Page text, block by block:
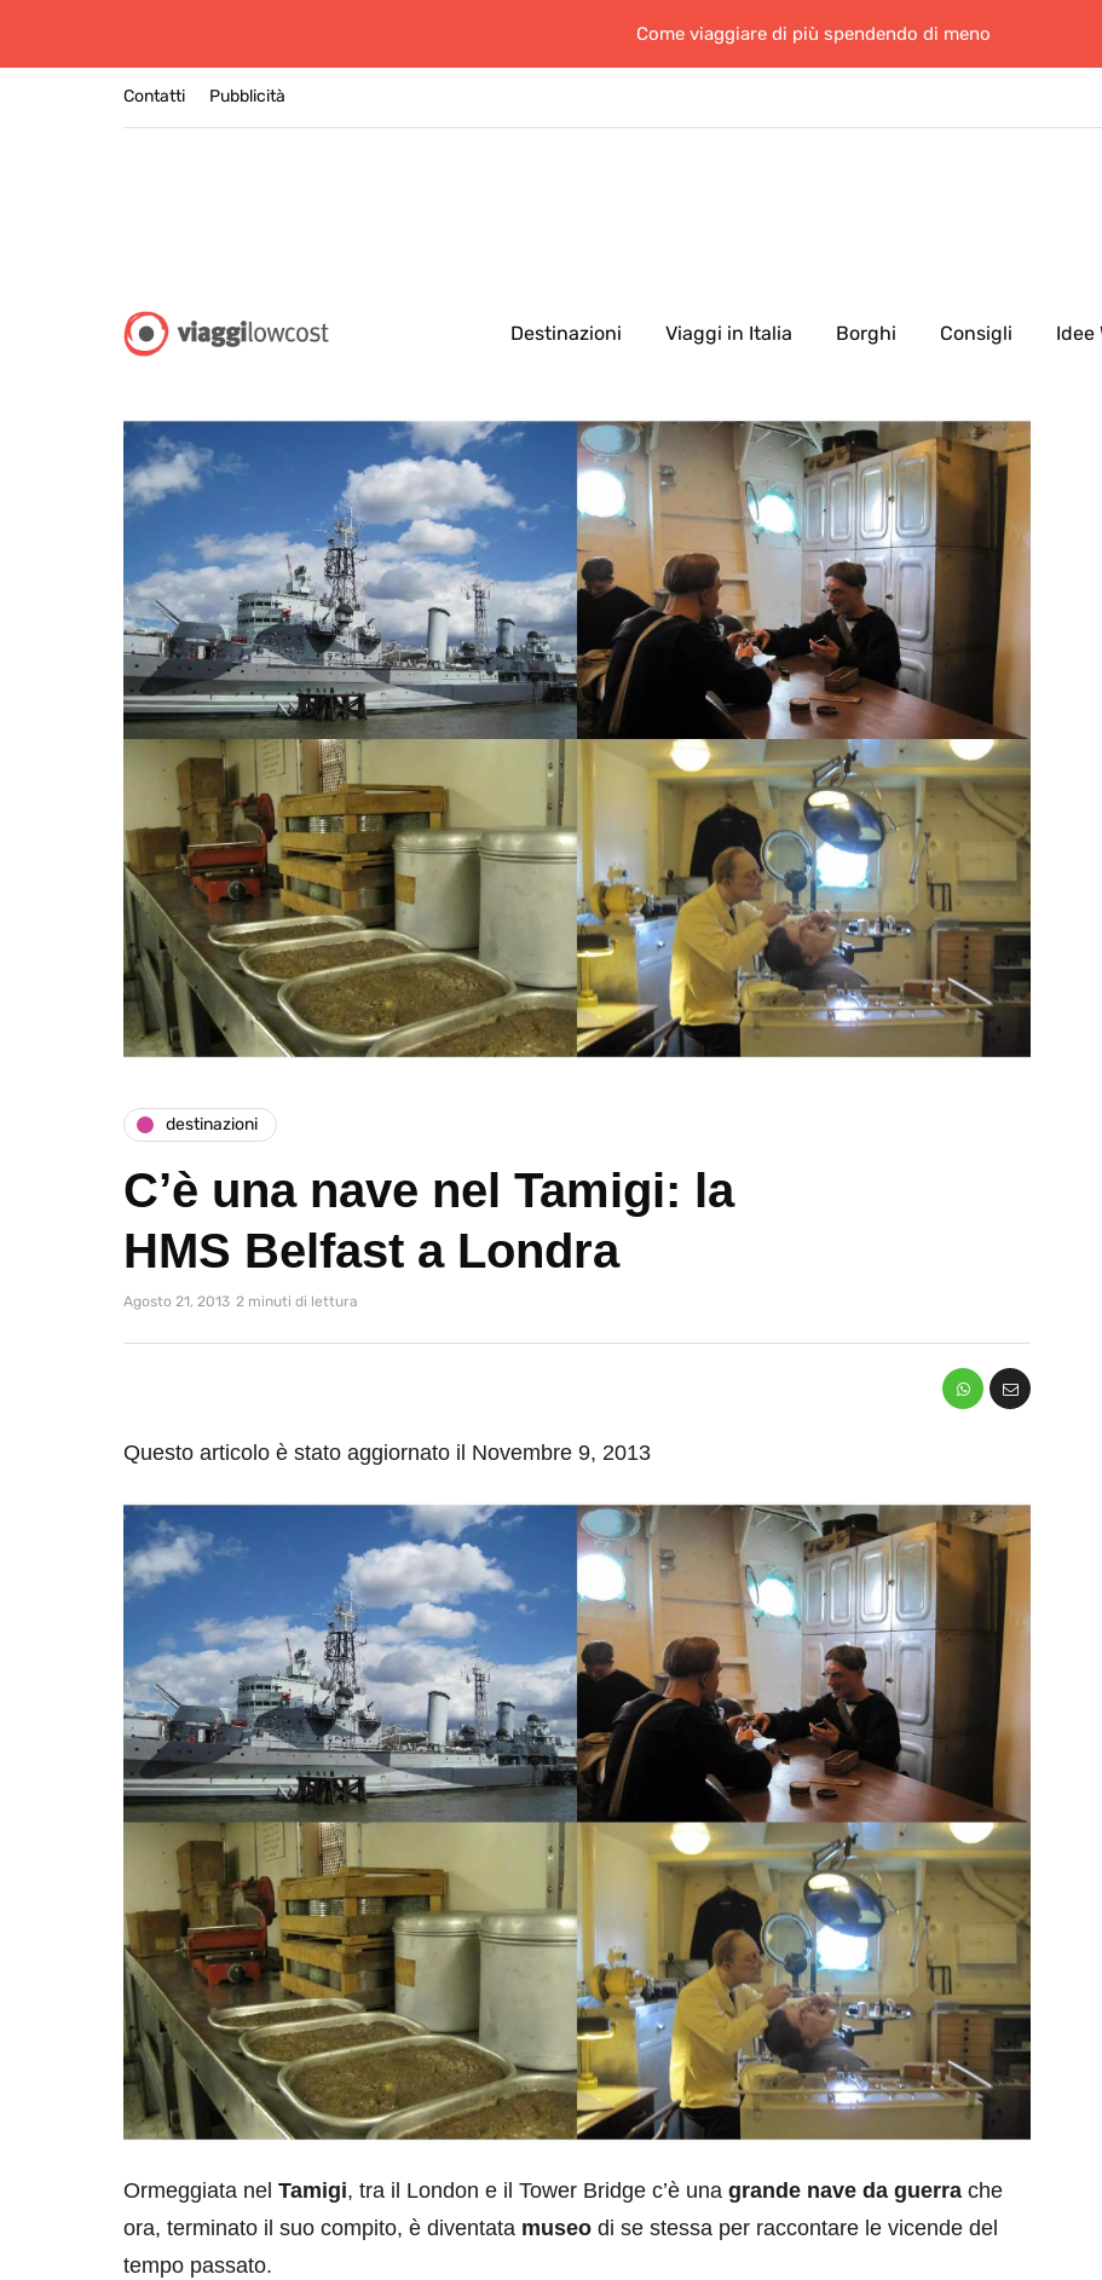
Come viaggiare di più spendendo di meno
Contatti Pubblicità
Destinazioni Viaggi in Italia Borghi Consigli Idee
destinazioni
C’è una nave nel Tamigi: la
HMS Belfast a Londra
Agosto 21, 2013 2 minuti di lettura
Questo articolo è stato aggiornato il Novembre 9, 2013
Ormeggiata nel Tamigi, tra il London e il Tower Bridge c’è una grande nave da guerra che
ora, terminato il suo compito, è diventata museo di se stessa per raccontare le vicende del
tempo passato.